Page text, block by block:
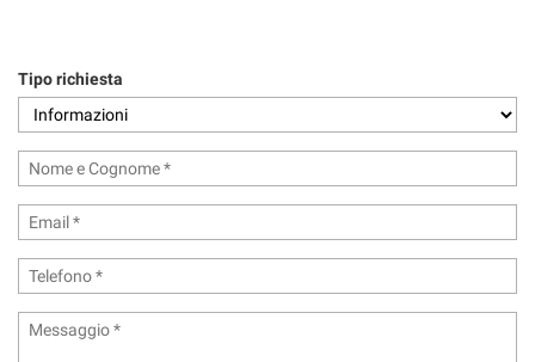
Tipo richiesta
di
tracciamento
che
adottiamo
per
offrire
le
e
svolgere
le